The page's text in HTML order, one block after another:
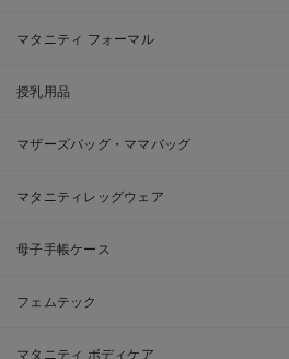
マタニティ フォーマル
授乳用品
マザーズバッグ・ママバッグ
マタニティレッグウェア
母子手帳ケース
フェムテック
マタニティ ボディケア